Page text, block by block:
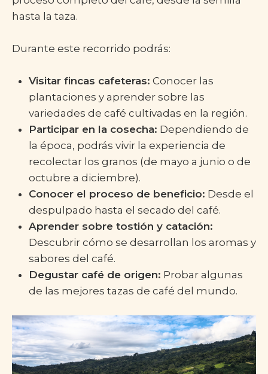
hasta la taza.
Durante este recorrido podrás:
Visitar fincas cafeteras: Conocer las
plantaciones y aprender sobre las
variedades de café cultivadas en la región.
Participar en la cosecha: Dependiendo de
la época, podrás vivir la experiencia de
recolectar los granos (de mayo a junio o de
octubre a diciembre).
Conocer el proceso de beneficio: Desde el
despulpado hasta el secado del café.
Aprender sobre tostión y catación:
Descubrir cómo se desarrollan los aromas y
sabores del café.
Degustar café de origen: Probar algunas
de las mejores tazas de café del mundo.